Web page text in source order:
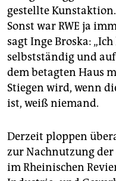
gestellte
Sonst war RWE ja
sagt Inge Broska:
selbstständig und
dem betagten Haus
Stiegen wird, wenn
ist, weiß niemand.
Derzeit ploppen
zur Nachnutzung
im Rheinischen